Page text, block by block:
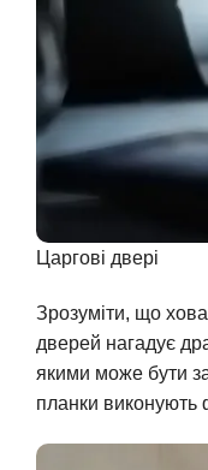
Царгові двері
Зрозуміти, що
дверей нагадує
якими може бути
планки виконують